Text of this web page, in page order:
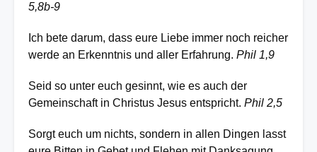
5,8b-9
Ich bete darum, dass eure Liebe immer noch reicher
werde an Erkenntnis und aller Erfahrung. Phil 1,9
Seid so unter euch gesinnt, wie es auch der
Gemeinschaft in Christus Jesus entspricht. Phil 2,5
Sorgt euch um nichts, sondern in allen Dingen lasst